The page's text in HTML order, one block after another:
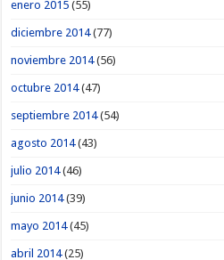
enero 2015 (55)
diciembre 2014(77)
noviembre 2014(56)
octubre 2014(47)
septiembre 2014(54)
agosto 2014(43)
julio 2014(46)
junio 2014(39)
mayo 2014(45)
abril 2014(25)